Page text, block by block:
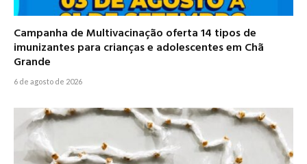
Campanha de Multivacinação oferta 14 tipos de
imunizantes para crianças e adolescentes em Chã
Grande
6 de agosto de 2026